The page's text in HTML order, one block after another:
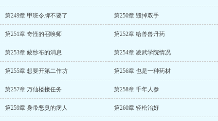
第249章 甲班令牌不要了 第250章 毁掉双手
第251章 奇怪的召唤师 第252章 给兽兽丹药
第253章 鲛纱布的消息 第254章 凌武学院情况
第255章 想要开第二作坊 第256章 也是一种药材
第257章 万仙楼接任务 第258章 千年人参
第259章 身带恶臭的病人 第260章 轻松治好